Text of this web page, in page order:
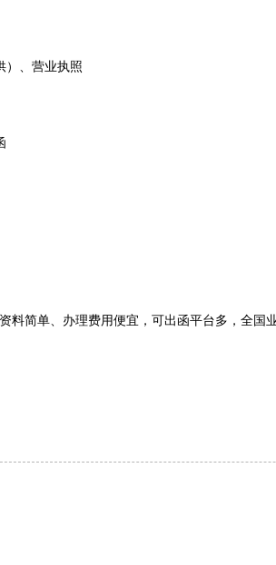
）、营业执照
料简单、办理费用便宜，可出函平台多，全国